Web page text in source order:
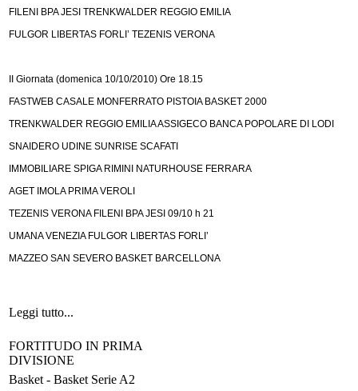
FILENI BPA JESI TRENKWALDER REGGIO EMILIA
FULGOR LIBERTAS FORLI’ TEZENIS VERONA
II Giornata (domenica 10/10/2010) Ore 18.15
FASTWEB CASALE MONFERRATO PISTOIA BASKET 2000
TRENKWALDER REGGIO EMILIA ASSIGECO BANCA POPOLARE DI LODI
SNAIDERO UDINE SUNRISE SCAFATI
IMMOBILIARE SPIGA RIMINI NATURHOUSE FERRARA
AGET IMOLA PRIMA VEROLI
TEZENIS VERONA FILENI BPA JESI 09/10 h 21
UMANA VENEZIA FULGOR LIBERTAS FORLI’
MAZZEO SAN SEVERO BASKET BARCELLONA
Leggi tutto...
FORTITUDO IN PRIMA
DIVISIONE
Basket - Basket Serie A2